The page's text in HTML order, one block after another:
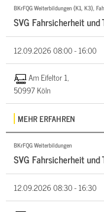
BKrFQG Weiterbildungen (K1, K3),
SVG Fahrsicherheit und
12.09.202608:00 - 16:00
Am Eifeltor 1,
50997 Köln
MEHR ERFAHREN
BKrFQG Weiterbildungen
SVG Fahrsicherheit und
12.09.202608:30 - 16:30